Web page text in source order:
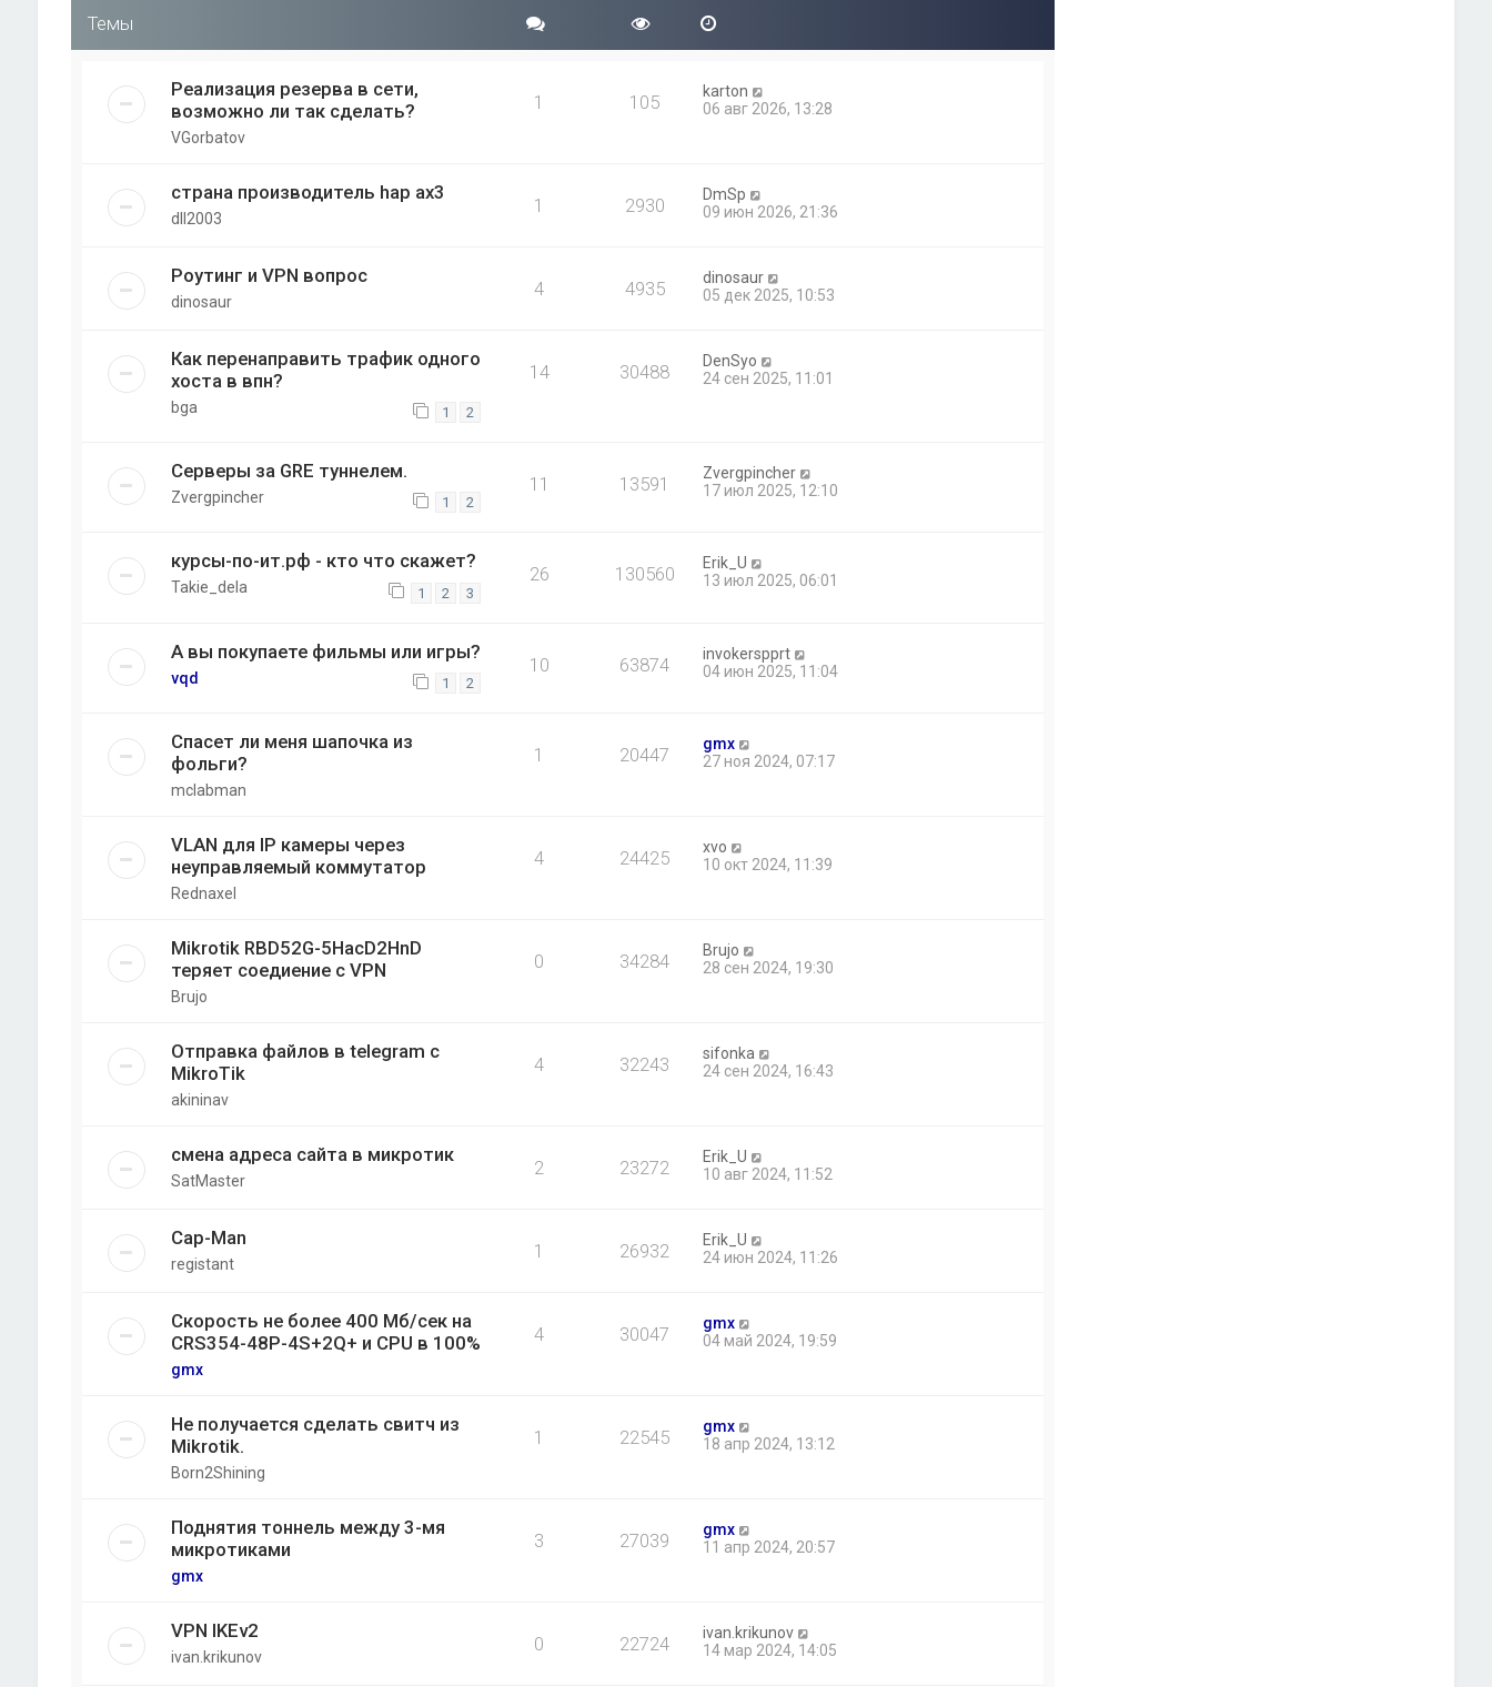
ю
с
б
м
б
щ
ю
Темы
Реализация резерва в сети,
возможно ли так сделать?
VGorbatov
1 105
karton
06 авг 2026, 13:28
страна производитель hap ax3
dll2003
1 2930
DmSp
09 июн 2026, 21:36
Роутинг и VPN вопрос
dinosaur
4 4935
dinosaur
05 дек 2025, 10:53
Как перенаправить трафик одного
хоста в впн?
bga 1 2
14 30488
DenSyo
24 сен 2025, 11:01
Серверы за GRE туннелем.
Zvergpincher 1 2
11 13591
Zvergpincher
17 июл 2025, 12:10
курсы-по-ит.рф - кто что скажет?
Takie_dela 1 2 3
26 130560
Erik_U
13 июл 2025, 06:01
А вы покупаете фильмы или игры?
vqd 1 2
10 63874
invokerspprt
04 июн 2025, 11:04
Спасет ли меня шапочка из
фольги?
mclabman
1 20447
gmx
27 ноя 2024, 07:17
VLAN для IP камеры через
неуправляемый коммутатор
Rednaxel
4 24425
xvo
10 окт 2024, 11:39
Mikrotik RBD52G-5HacD2HnD
теряет соедиение с VPN
Brujo
0 34284
Brujo
28 сен 2024, 19:30
Отправка файлов в telegram с
MikroTik
akininav
4 32243
sifonka
24 сен 2024, 16:43
смена адреса сайта в микротик
SatMaster
2 23272
Erik_U
10 авг 2024, 11:52
Cap-Man
registant
1 26932
Erik_U
24 июн 2024, 11:26
Скорость не более 400 Мб/cек на
CRS354-48P-4S+2Q+ и CPU в 100%
gmx
4 30047
gmx
04 май 2024, 19:59
Не получается сделать свитч из
Mikrotik.
Born2Shining
1 22545
gmx
18 апр 2024, 13:12
Поднятия тоннель между 3-мя
микротиками
gmx
3 27039
gmx
11 апр 2024, 20:57
VPN IKEv2
ivan.krikunov
0 22724
ivan.krikunov
14 мар 2024, 14:05